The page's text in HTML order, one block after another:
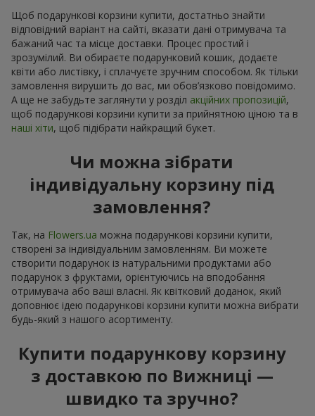
Щоб подарункові корзини купити, достатньо знайти
відповідний варіант на сайті, вказати дані отримувача та
бажаний час та місце доставки. Процес простий і
зрозумілий. Ви обираєте подарунковий кошик, додаєте
квіти або листівку, і сплачуєте зручним способом. Як тільки
замовлення вирушить до вас, ми обов’язково повідомимо.
А ще не забудьте заглянути у розділ акційних пропозицій,
щоб подарункові корзини купити за прийнятною ціною та в
наші хіти, щоб підібрати найкращий букет.
Чи можна зібрати
індивідуальну корзину під
замовлення?
Так, на Flowers.ua можна подарункові корзини купити,
створені за індивідуальним замовленням. Ви можете
створити подарунок із натуральними продуктами або
подарунок з фруктами, орієнтуючись на вподобання
отримувача або ваші власні. Як квітковий доданок, який
доповнює ідею подарункові корзини купити можна вибрати
будь-який з нашого асортименту.
Купити подарункову корзину
з доставкою по Вижниці —
швидко та зручно?